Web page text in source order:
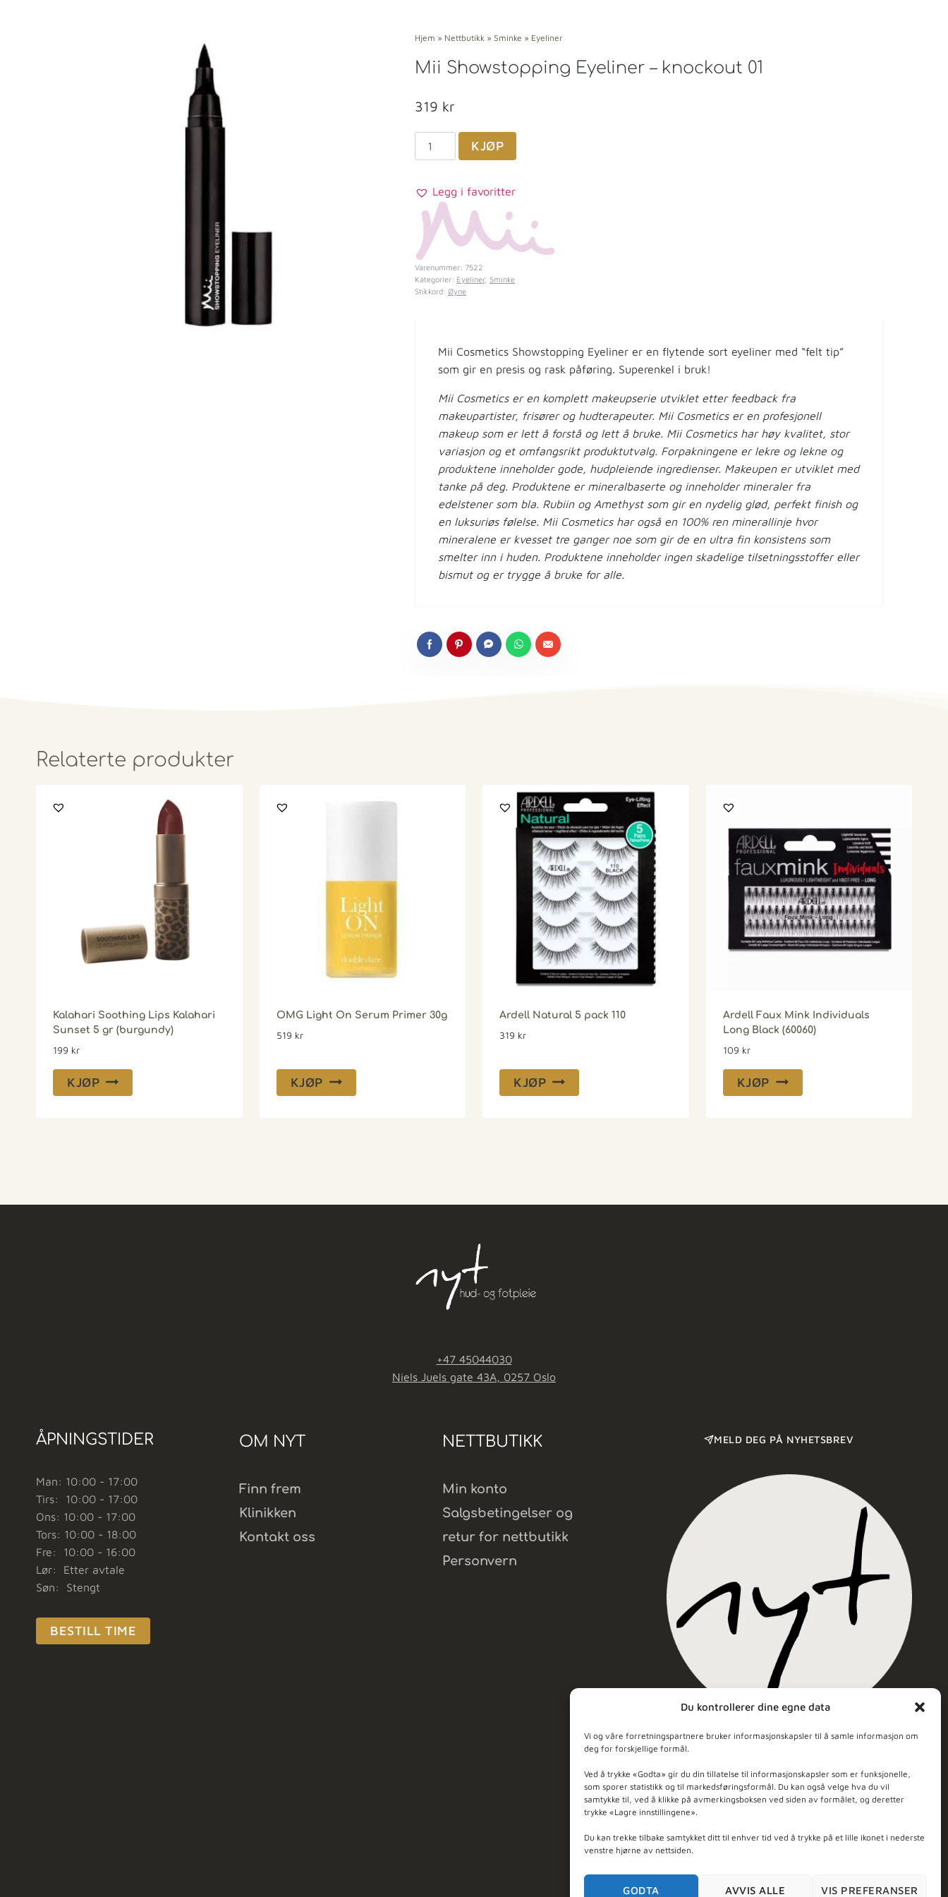
Du kontrollerer dine egne data
Vi og våre forretningspartnere bruker informasjonskapsler til å samle informasjon om
deg for forskjellige formål.
Ved å trykke «Godta» gir du din tillatelse til informasjonskapsler som er funksjonelle,
som sporer statistikk og til markedsføringsformål. Du kan også velge hva du vil
samtykke til, ved å klikke på avmerkingsboksen ved siden av formålet, og deretter
trykke «Lagre innstillingene».
Du kan trekke tilbake samtykket ditt til enhver tid ved å trykke på et lille ikonet i nederste
venstre hjørne av nettsiden.
GODTA AVVIS ALLE VIS PREFERANSER
Hjem » Nettbutikk » Sminke » Eyeliner
Mii Showstopping Eyeliner – knockout 01
319 kr
KJØP
Legg i favoritter
Varenummer: 7522
Kategorier: Eyeliner, Sminke
Stikkord: Øyne
Mii Cosmetics Showstopping Eyeliner er en flytende sort eyeliner med “felt tip”
som gir en presis og rask påføring. Superenkel i bruk!
Mii Cosmetics er en komplett makeupserie utviklet etter feedback fra
makeupartister, frisører og hudterapeuter. Mii Cosmetics er en profesjonell
makeup som er lett å forstå og lett å bruke. Mii Cosmetics har høy kvalitet, stor
variasjon og et omfangsrikt produktutvalg. Forpakningene er lekre og lekne og
produktene inneholder gode, hudpleiende ingredienser. Makeupen er utviklet med
tanke på deg. Produktene er mineralbaserte og inneholder mineraler fra
edelstener som bla. Rubiin og Amethyst som gir en nydelig glød, perfekt finish og
en luksuriøs følelse. Mii Cosmetics har også en 100% ren minerallinje hvor
mineralene er kvesset tre ganger noe som gir de en ultra fin konsistens som
smelter inn i huden. Produktene inneholder ingen skadelige tilsetningsstoffer eller
bismut og er trygge å bruke for alle.
Relaterte produkter
Kalahari Soothing Lips Kalahari
Sunset 5 gr (burgundy)
199 kr
KJØP
OMG Light On Serum Primer 30g
519 kr
KJØP
Ardell Natural 5 pack 110
319 kr
KJØP
Ardell Faux Mink Individuals
Long Black (60060)
109 kr
KJØP
+47 45044030
Niels Juels gate 43A, 0257 Oslo
ÅPNINGSTIDER
Man: 10:00 - 17:00
Tirs: 10:00 - 17:00
Ons: 10:00 - 17:00
Tors: 10:00 - 18:00
Fre: 10:00 - 16:00
Lør: Etter avtale
Søn: Stengt
BESTILL TIME
OM NYT
Finn frem
Klinikken
Kontakt oss
NETTBUTIKK
Min konto
Salgsbetingelser og
retur for nettbutikk
Personvern
MELD DEG PÅ NYHETSBREV
Nyt Hudpleie
5.0 Stjerner - Basert på103anmeldelser